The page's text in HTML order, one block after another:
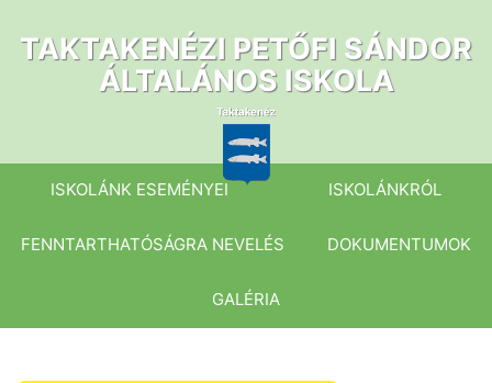
tartalomhoz
TAKTAKENÉZI PETŐFI SÁNDOR
ÁLTALÁNOS ISKOLA
ISKOLÁNK ESEMÉNYEI ISKOLÁNKRÓL
FENNTARTHATÓSÁGRA NEVELÉS DOKUMENTUMOK
GALÉRIA